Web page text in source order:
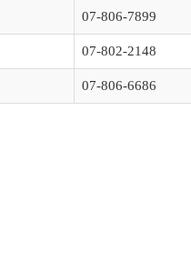
07-806-7899
07-802-2148
07-806-6686